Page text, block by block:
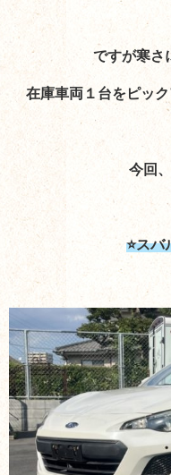
ですが寒さ
在庫車両 １台をピッ
今回
⭐ス